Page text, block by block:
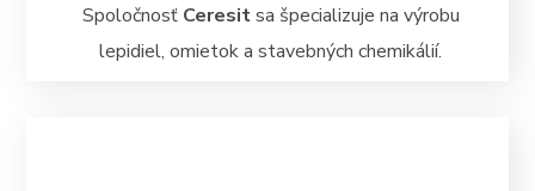
Spoločnosť Ceresitsa špecializuje na výrobu
lepidiel, omietok a stavebných chemikálií.